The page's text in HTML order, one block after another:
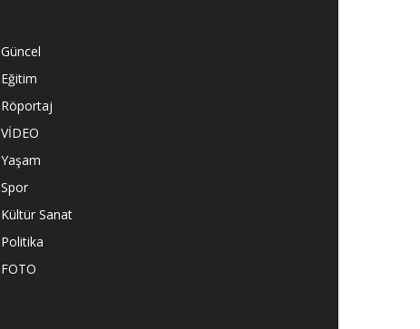
Güncel
Eğitim
Röportaj
VİDEO
Yaşam
Spor
Kültür Sanat
Politika
FOTO